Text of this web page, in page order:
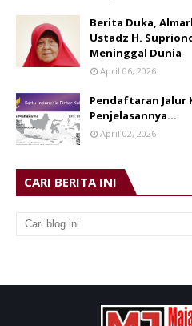
Berita Duka,
Ustadz H.
Meninggal Dunia
April 06, 2026
Pendaftaran Jalur
Penjelasannya…
April 02, 2026
CARI BERITA INI